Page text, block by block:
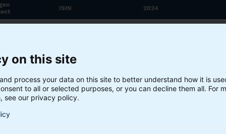
ISIN 2024
DK0061029808
DK0060762540 0,00
on this site
process your data on this site to better understand how it is
to all or selected purposes, or you can decline them all. For
see our privacy policy.